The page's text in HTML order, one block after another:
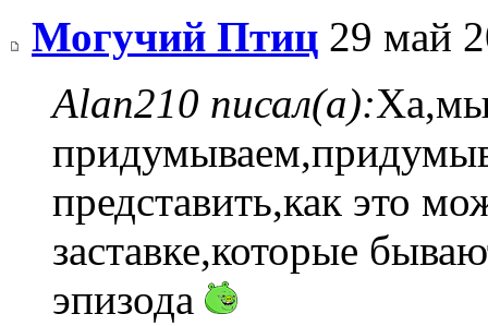
Могучий Птиц 29 май
Alan210 писал(а):
представить,как это
заставке,которые
эпизода